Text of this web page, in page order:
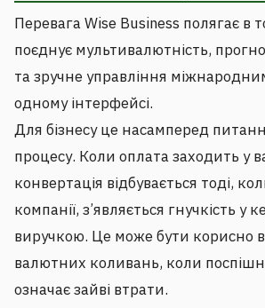
Перевага Wise Business полягає в
поєднує мультивалютність,
та зручне управління
одному інтерфейсі.
Для бізнесу це насамперед
процесу. Коли оплата заходить у
конвертація відбувається тоді,
компанії, з’являється гнучкість у
виручкою. Це може бути корисно
валютних коливань, коли
означає зайві втрати.